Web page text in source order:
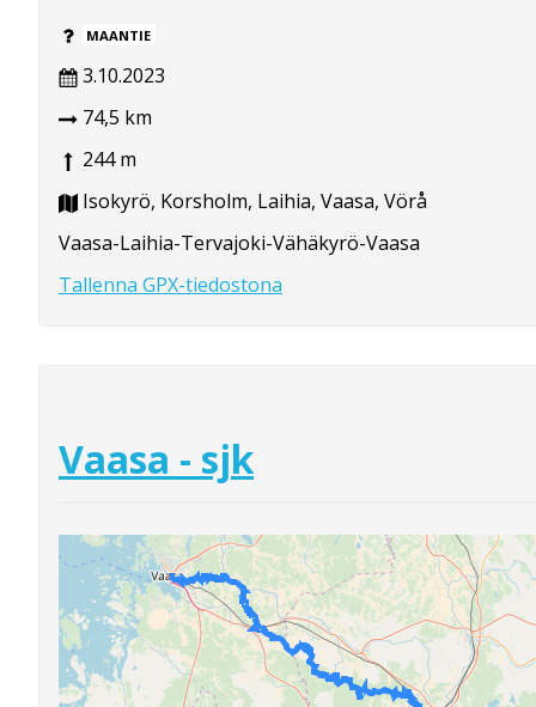
MAANTIE
3.10.2023
74,5 km
244 m
Isokyrö, Korsholm, Laihia, Vaasa, Vörå
Vaasa-Laihia-Tervajoki-Vähäkyrö-Vaasa
Tallenna GPX-tiedostona
Vaasa - sjk